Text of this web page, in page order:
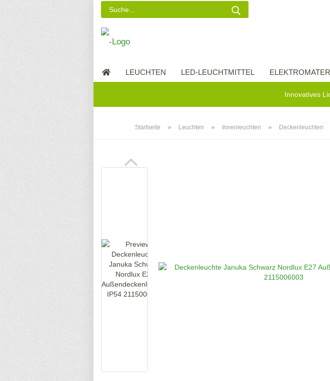
Innovatives
LEUCHTEN LED-LEUCHTMITTEL
Startseite » Leuchten » Innenleuchten » Deckenleuchten